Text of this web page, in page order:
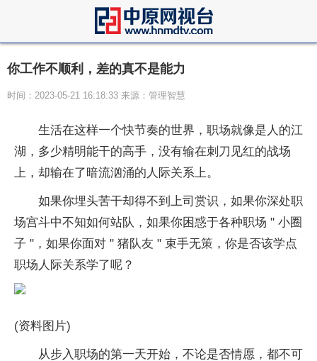
你工作不顺利，差的真不是能力
时间：2023-05-21 16:18:33 来源：管理智慧
生活在这样一个快节奏的世界，职场就像是人的江
湖，多少精明能干的高手，没有输在刺刀见红的战场
上，却输在了暗流汹涌的人际关系上。
如果你埋头苦干却得不到上司赏识，如果你深处职
场宫斗中不知如何站队，如果你困惑于各种职场 " 小圈
子 "，如果你面对 " 猪队友 " 束手无策，你是否该学点
职场人际关系学了呢？
(资料图片)
从步入职场的第一天开始，不论是否情愿，都不可